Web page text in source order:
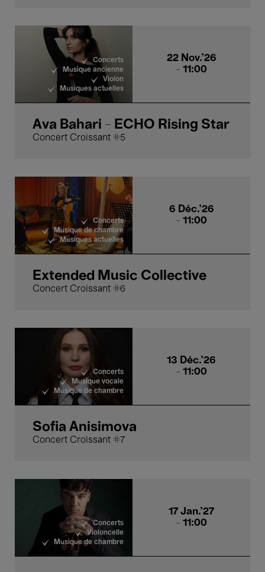
Concerts
Musique ancienne
Violon
Musiques actuelles
22 Nov.'26
- 11:00
Ava Bahari - ECHO Rising Star
Concert Croissant #5
Concerts
Musique de chambre
Musiques actuelles
6 Déc.'26
- 11:00
Extended Music Collective
Concert Croissant #6
Concerts
Musique vocale
Musique de chambre
13 Déc.'26
- 11:00
Sofia Anisimova
Concert Croissant #7
Concerts
Violoncelle
Musique de chambre
17 Jan.'27
- 11:00